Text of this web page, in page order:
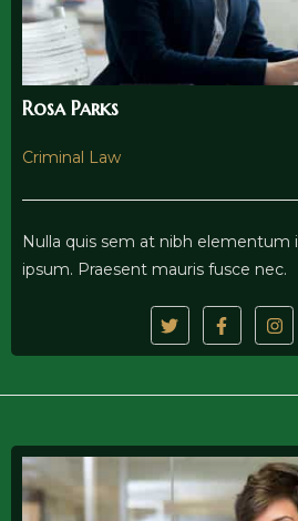
Rosa Parks
Criminal Law
Nulla quis sem at nibh elementum
ipsum. Praesent mauris fusce nec.
Get